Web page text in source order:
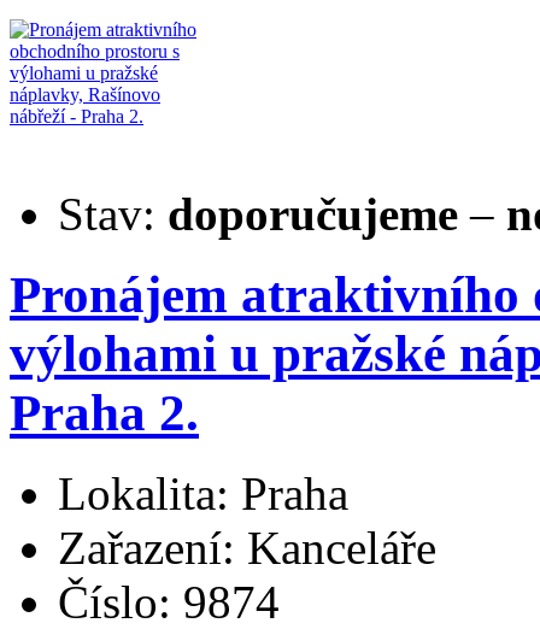
Stav: doporučujeme –
Pronájem atraktivního
výlohami u pražské
Praha 2.
Lokalita: Praha
Zařazení: Kanceláře
Číslo: 9874